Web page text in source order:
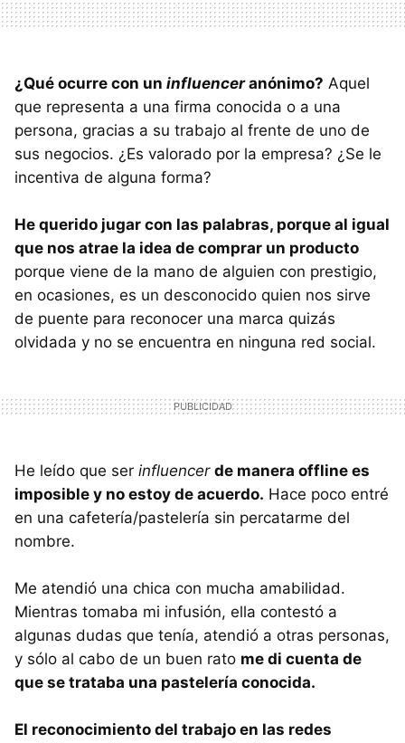
¿Qué ocurre con un influenceranónimo? Aquel
que representa a una firma conocida o a una
persona, gracias a su trabajo al frente de uno de
sus negocios. ¿Es valorado por la empresa? ¿Se le
incentiva de alguna forma?
He querido jugar con las palabras, porque al igual
que nos atrae la idea de comprar un producto
porque viene de la mano de alguien con prestigio,
en ocasiones, es un desconocido quien nos sirve
de puente para reconocer una marca quizás
olvidada y no se encuentra en ninguna red social.
He leído que ser influencer de manera offline es
imposible y no estoy de acuerdo. Hace poco entré
en una cafetería/pastelería sin percatarme del
nombre.
Me atendió una chica con mucha amabilidad.
Mientras tomaba mi infusión, ella contestó a
algunas dudas que tenía, atendió a otras personas,
y sólo al cabo de un buen rato me di cuenta de
que se trataba una pastelería conocida.
El reconocimiento del trabajo en las redes